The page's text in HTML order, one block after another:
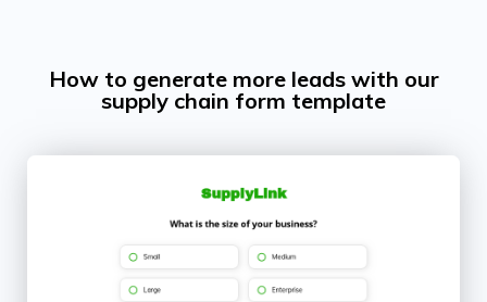
How to generate more leads with our
supply chain form template